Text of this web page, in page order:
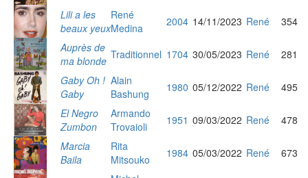
Lili a les
beaux yeux
René
Medina
2004 14/11/2023 René
354
Auprès de
ma blonde Traditionnel 1704 30/05/2023 René
281
Gaby Oh !
Gaby
Alain
Bashung
1980 05/12/2022 René
495
El Negro
Zumbon
Armando
Trovaioli
1951 09/03/2022 René
478
Marcia
Baila
Rita
Mitsouko
1984 05/03/2022 René 673